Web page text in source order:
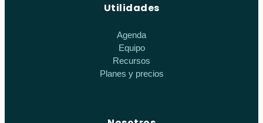
Utilidades
Agenda
Equipo
Recursos
Planes y precios